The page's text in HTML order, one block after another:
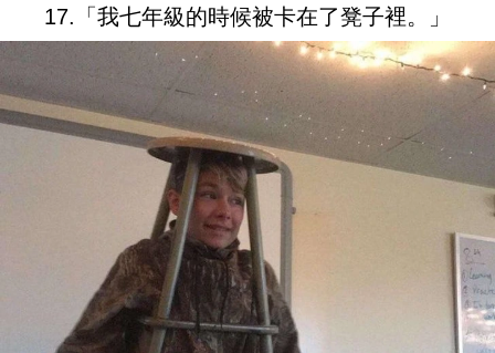
17.「我七年級的時候被卡在了凳子裡。」